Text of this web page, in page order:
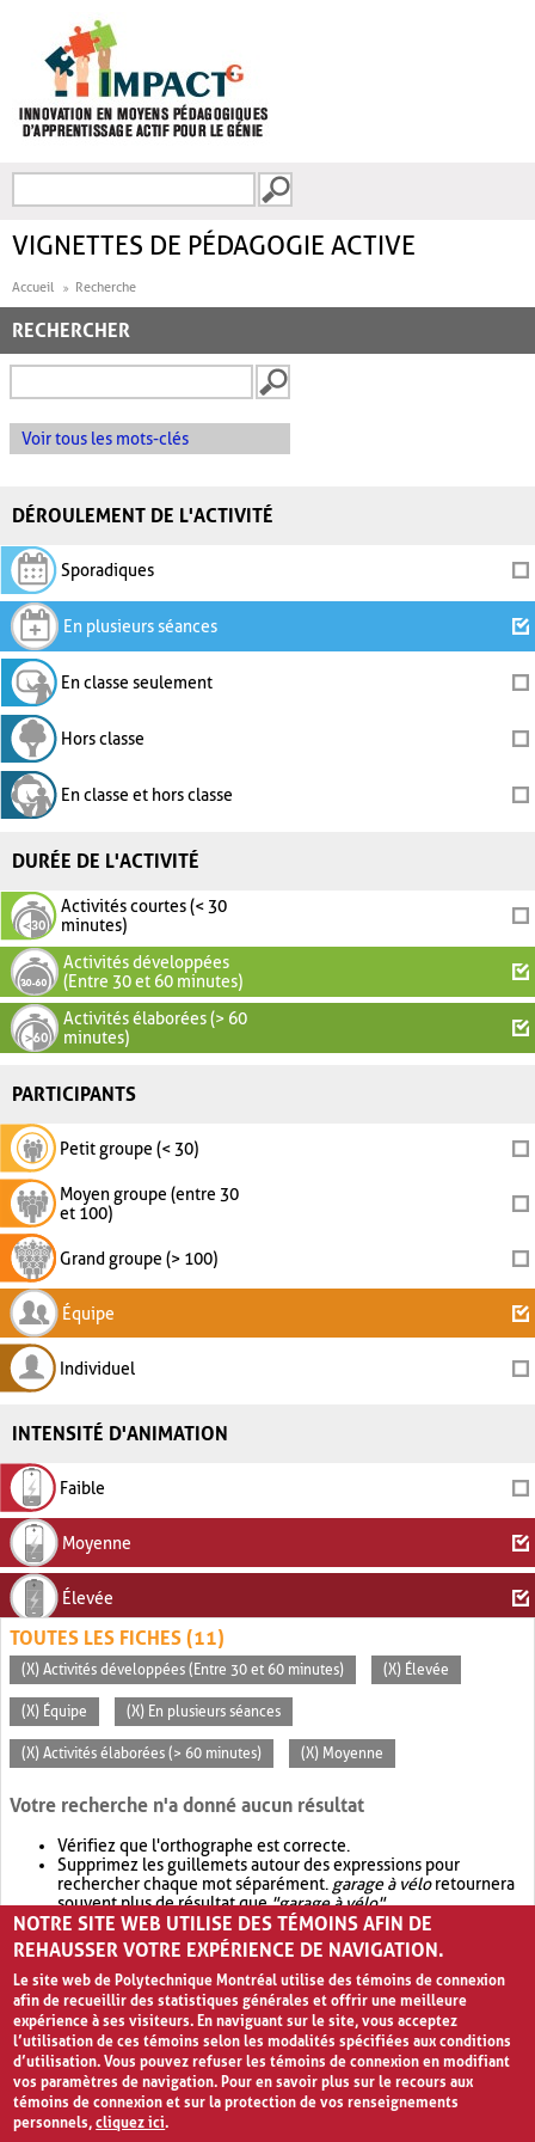
FORMULAIRE DE
VIGNETTES DE PÉDAGOGIE ACTIVE
Accueil Recherche
RECHERCHER
Voir tous les mots-clés
DÉROULEMENT DE L'ACTIVITÉ
Sporadiques
En plusieurs séances
En classe seulement
Hors classe
En classe et hors classe
DURÉE DE L'ACTIVITÉ
Activités courtes (< 30
minutes)
Activités développées
(Entre 30 et 60 minutes)
Activités élaborées (> 60
minutes)
PARTICIPANTS
Petit groupe (< 30)
Moyen groupe (entre 30
et 100)
Grand groupe (> 100)
Équipe
Individuel
INTENSITÉ D'ANIMATION
Faible
Moyenne
Élevée
TOUTES LES FICHES (11)
(X) Activités développées (Entre 30 et 60 minutes) (X) Élevée
(X) Équipe (X) En plusieurs séances
(X) Activités élaborées (> 60 minutes) (X) Moyenne
Votre recherche n'a donné aucun résultat
Vérifiez que l'orthographe est correcte.
Supprimez les guillemets autour des expressions pour
rechercher chaque mot séparément. garage à véloretournera
souvent plus de résultat que"garage à vélo".
Envisagez d'élargir votre recherche avec OR.garage OR vélo
retournera souvent plus de résultat quegarage à vélo
NOTRE SITE WEB UTILISE DES TÉMOINS AFIN DE
REHAUSSER VOTRE EXPÉRIENCE DE NAVIGATION.
Le site web de Polytechnique Montréal utilise des témoins de connexion
afin de recueillir des statistiques générales et offrir une meilleure
expérience à ses visiteurs. En naviguant sur le site, vous acceptez
l’utilisation de ces témoins selon les modalités spécifiées aux conditions
d’utilisation. Vous pouvez refuser les témoins de connexion en modifiant
vos paramètres de navigation. Pour en savoir plus sur le recours aux
témoins de connexion et sur la protection de vos renseignements
personnels,cliquez ici.